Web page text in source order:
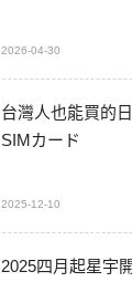
2026-04-30
台灣人也能買的
SIMカード
2025-12-10
2025四月起星宇